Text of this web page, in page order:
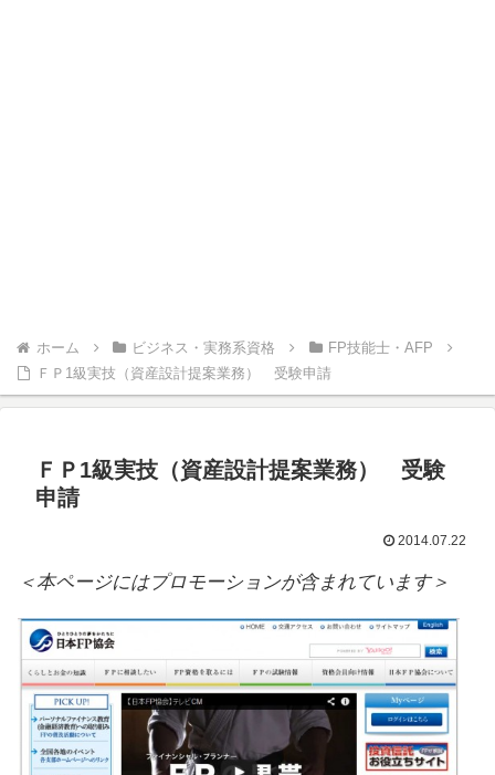
ホーム ビジネス・実務系資格
FP技能士・AFP
ＦＰ1級実技（資産設計提案業務） 受験申請
ＦＰ1級実技（資産設計提案業務） 受験
申請
2014.07.22
＜本ページにはプロモーションが含まれています＞